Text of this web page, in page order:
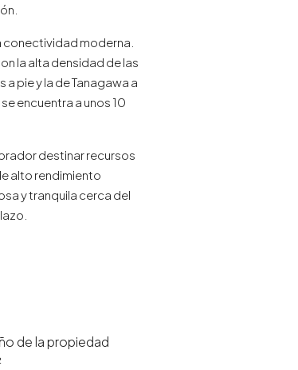
conectividad moderna.
la alta densidad de las
pie y la de Tanagawa a
encuentra a unos 10
destinar recursos
alto rendimiento
y tranquila cerca del
de la propiedad